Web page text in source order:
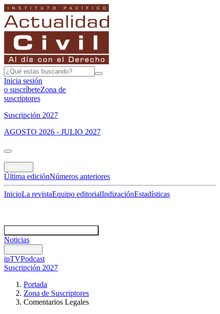
Inicia sesión
o suscríbeteZona de
suscriptores
Suscripción 2027
AGOSTO 2026 - JULIO 2027
Última ediciónNúmeros anteriores
InicioLa revistaEquipo editorialIndizaciónEstadísticas
Noticias
ipTVPodcast
Suscripción 2027
Portada
Zona de Suscriptores
Comentarios Legales